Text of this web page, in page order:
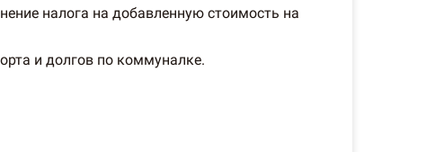
налога на добавленную стоимость на
и долгов по коммуналке.